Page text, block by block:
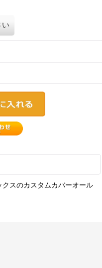
い
スのカスタムカバーオール